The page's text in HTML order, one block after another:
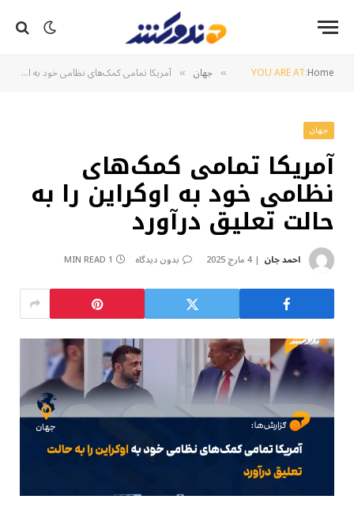
YOU ARE AT:Home
» جهان » آمریکا تمامی کمک‌های نظامی خود به اوکراین را به حالت تعلیق درآورد
جهان
آمریکا تمامی کمک‌های
نظامی خود به اوکراین را به
حالت تعلیق درآورد
احمد جان 4 مارچ 2025 بدون دیدگاه 1 MIN READ